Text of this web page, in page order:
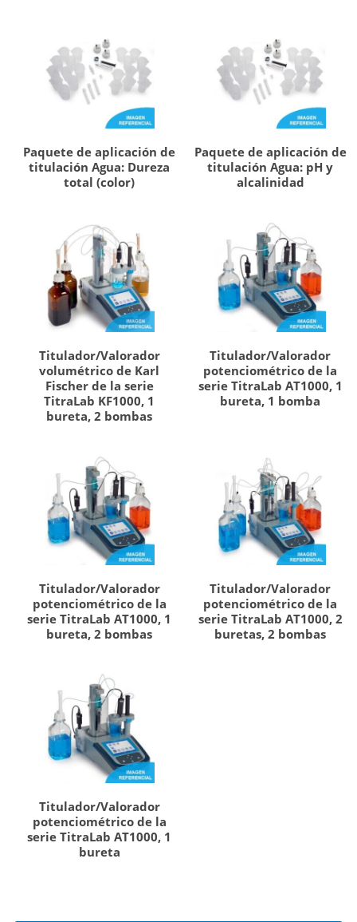
Paquete de aplicación de
titulación Agua: Dureza
total (color)
Paquete de aplicación de
titulación Agua: pH y
alcalinidad
Titulador/Valorador
volumétrico de Karl
Fischer de la serie
TitraLab KF1000, 1
bureta, 2 bombas
Titulador/Valorador
potenciométrico de la
serie TitraLab AT1000, 1
bureta, 1 bomba
Titulador/Valorador
potenciométrico de la
serie TitraLab AT1000, 1
bureta, 2 bombas
Titulador/Valorador
potenciométrico de la
serie TitraLab AT1000, 2
buretas, 2 bombas
Titulador/Valorador
potenciométrico de la
serie TitraLab AT1000, 1
bureta